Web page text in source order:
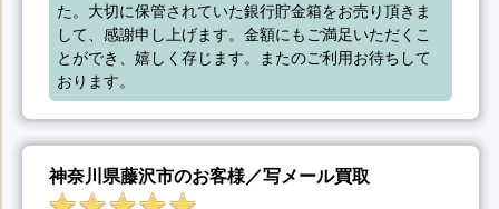
た。大切に保管されていた銀行貯金箱をお売り頂きま
して、感謝申し上げます。金額にもご満足いただくこ
とができ、嬉しく存じます。またのご利用お待ちして
おります。
神奈川県藤沢市のお客様／写メール買取